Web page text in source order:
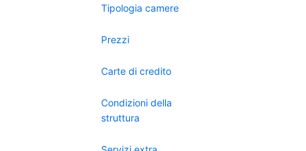
Tipologia camere
Prezzi
Carte di credito
Condizioni della
struttura